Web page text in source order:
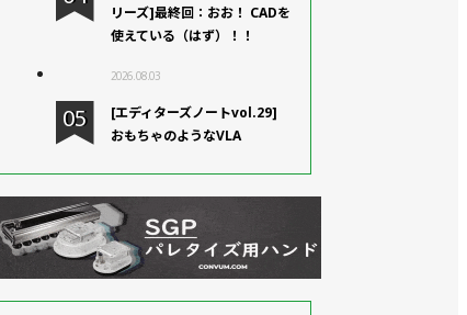
リーズ]最終回：おお！ CADを
使えている（はず）！！
2026.08.03
[エディターズノートvol.29]
おもちゃのようなVLA